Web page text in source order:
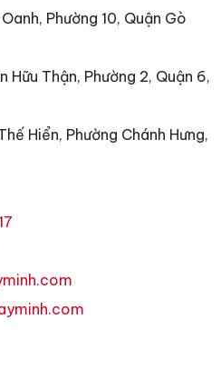
Phường 10, Quận Gò
Hữu Thận, Phường 2, Quận 6,
Hiển, Phường Chánh Hưng,